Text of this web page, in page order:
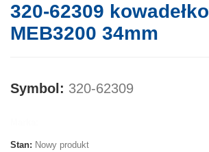
320-62309 kowadełko
MEB3200 34mm
Symbol: 320-62309
Stan: Nowy produkt